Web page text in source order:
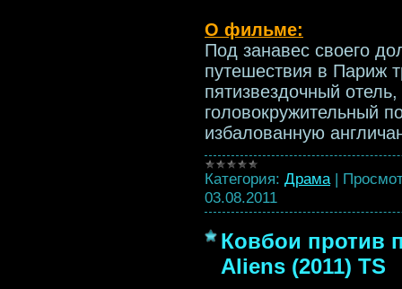
О фильме:
Под занавес своего
путешествия в Париж
пятизвездочный
головокружительный
избалованную
Категория: Драма |
03.08.2011
Ковбои против
Aliens (2011) TS